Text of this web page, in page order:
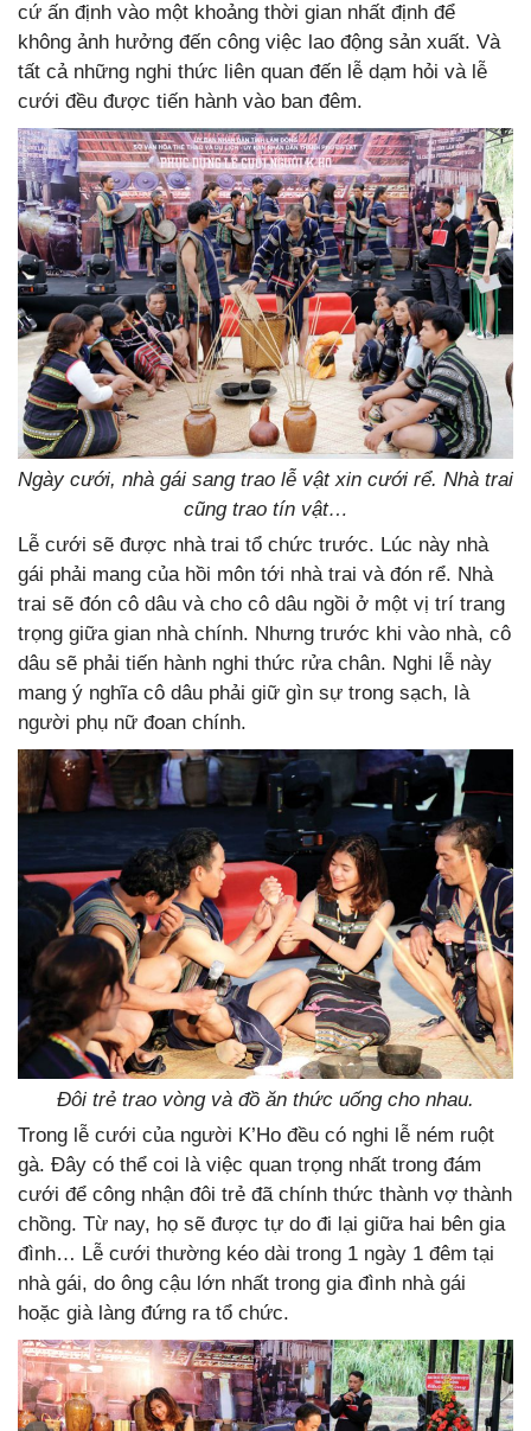
cứ ấn định vào một khoảng thời gian nhất định để
không ảnh hưởng đến công việc lao động sản xuất. Và
tất cả những nghi thức liên quan đến lễ dạm hỏi và lễ
cưới đều được tiến hành vào ban đêm.
Ngày cưới, nhà gái sang trao lễ vật xin cưới rể. Nhà trai
cũng trao tín vật…
Lễ cưới sẽ được nhà trai tổ chức trước. Lúc này nhà
gái phải mang của hồi môn tới nhà trai và đón rể. Nhà
trai sẽ đón cô dâu và cho cô dâu ngồi ở một vị trí trang
trọng giữa gian nhà chính. Nhưng trước khi vào nhà, cô
dâu sẽ phải tiến hành nghi thức rửa chân. Nghi lễ này
mang ý nghĩa cô dâu phải giữ gìn sự trong sạch, là
người phụ nữ đoan chính.
Đôi trẻ trao vòng và đồ ăn thức uống cho nhau.
Trong lễ cưới của người K’Ho đều có nghi lễ ném ruột
gà. Đây có thể coi là việc quan trọng nhất trong đám
cưới để công nhận đôi trẻ đã chính thức thành vợ thành
chồng. Từ nay, họ sẽ được tự do đi lại giữa hai bên gia
đình… Lễ cưới thường kéo dài trong 1 ngày 1 đêm tại
nhà gái, do ông cậu lớn nhất trong gia đình nhà gái
hoặc già làng đứng ra tổ chức.